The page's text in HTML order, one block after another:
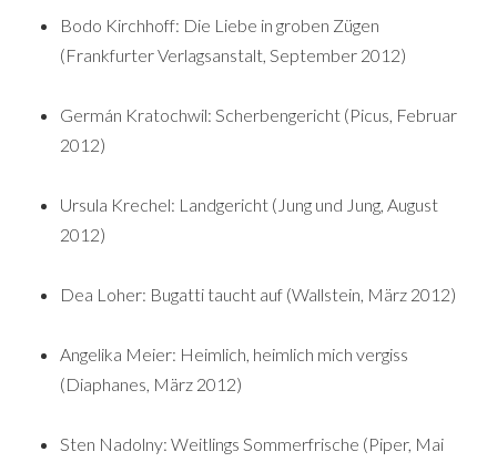
Bodo Kirchhoff: Die Liebe in groben Zügen
(Frankfurter Verlagsanstalt, September 2012)
Germán Kratochwil: Scherbengericht (Picus, Februar
2012)
Ursula Krechel: Landgericht (Jung und Jung, August
2012)
Dea Loher: Bugatti taucht auf (Wallstein, März 2012)
Angelika Meier: Heimlich, heimlich mich vergiss
(Diaphanes, März 2012)
Sten Nadolny: Weitlings Sommerfrische (Piper, Mai